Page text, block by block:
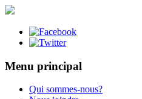
Menu principal
Qui sommes-nous?